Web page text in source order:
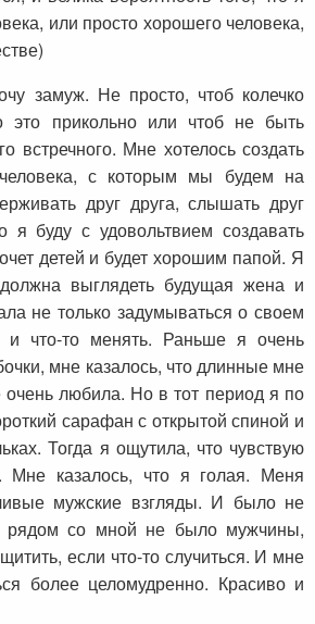
или просто хорошего человека,
замуж. Не просто, чтоб колечко
это прикольно или чтоб не быть
встречного. Мне хотелось создать
с которым мы будем на
друг друга, слышать друг
я буду с удовольтвием создавать
детей и будет хорошим папой. Я
выглядеть будущая жена и
не только задумываться о своем
что-то менять. Раньше я очень
мне казалось, что длинные мне
очень любила. Но в тот период я по
сарафан с открытой спиной и
Тогда я ощутила, что чувствую
Мне казалось, что я голая. Меня
мужские взгляды. И было не
рядом со мной не было мужчины,
если что-то случиться. И мне
более целомудренно. Красиво и